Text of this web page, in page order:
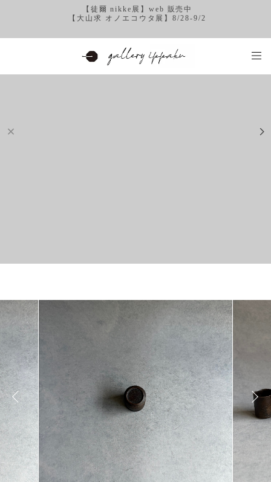
【徒爾 nikke展】web 販売中
【大山求 オノエコウタ展】8/28-9/2